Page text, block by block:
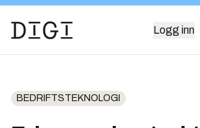
Logg inn
BEDRIFTSTEKNOLOGI